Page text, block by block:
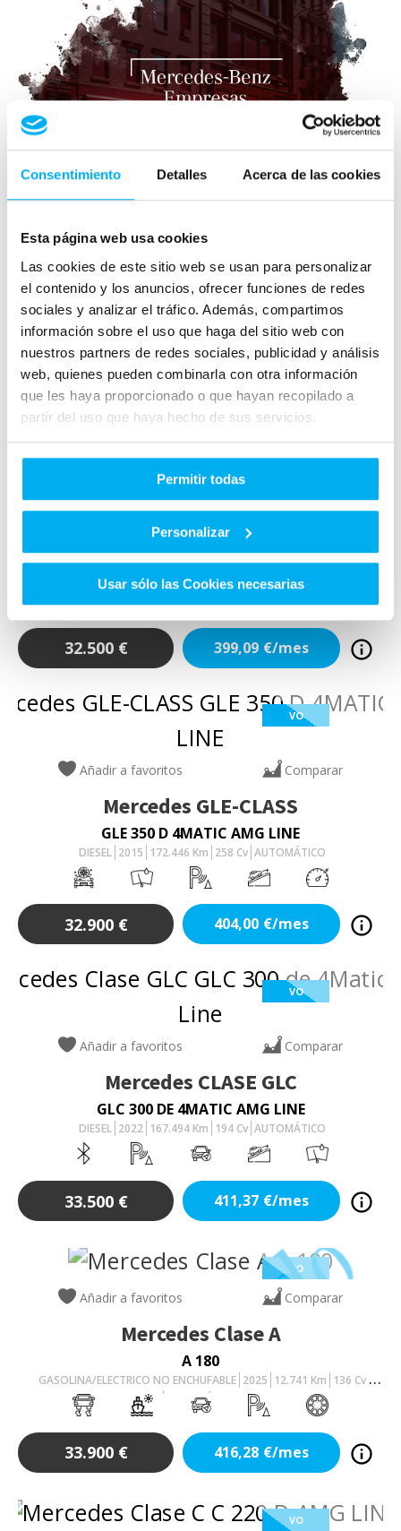
Consentimiento Detalles Acerca de las cookies
Esta página web usa cookies
Las cookies de este sitio web se usan para personalizar
el contenido y los anuncios, ofrecer funciones de redes
sociales y analizar el tráfico. Además, compartimos
información sobre el uso que haga del sitio web con
nuestros partners de redes sociales, publicidad y análisis
web, quienes pueden combinarla con otra información
que les haya proporcionado o que hayan recopilado a
partir del uso que haya hecho de sus servicios.
Permitir todas
Personalizar
Usar sólo las Cookies necesarias
VO
MercedesClase E
E 220 D AMG LINE
DIESEL 2019 135.000Km 194 AUTOMÁTICO
32.500 € 399,09 €/mes
VO
Añadir a favoritos Comparar
Mercedes GLE-CLASS
GLE 350 D 4MATIC AMG LINE
DIESEL 2015 172.446 Km 258 Cv AUTOMÁTICO
32.900 € 404,00 €/mes
VO
Añadir a favoritos Comparar
Mercedes CLASE GLC
GLC 300 DE 4MATIC AMG LINE
DIESEL 2022 167.494Km 194Cv AUTOMÁTICO
33.500 € 411,37 €/mes
VO
Añadir a favoritos Comparar
Mercedes Clase A
A 180
GASOLINA/ELECTRICO NO ENCHUFABLE 2025 12.741 Km 136 Cv
AUTOMÁTICO
33.900 € 416,28 €/mes
VO